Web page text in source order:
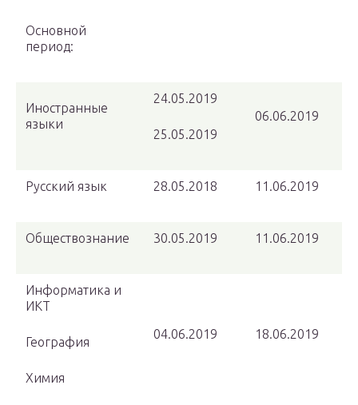
Основной
период:
Иностранные
языки
24.05.2019
25.05.2019
06.06.2019
Русский язык 28.05.2018 11.06.2019
Обществознание 30.05.2019 11.06.2019
Информатика и
ИКТ
География
Химия
04.06.2019 18.06.2019